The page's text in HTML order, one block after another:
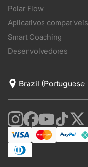
Polar Flow
Aplicativos compatíveis
Smart Coaching
Desenvolvedores